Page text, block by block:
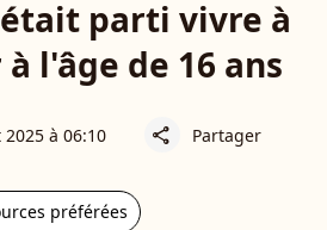
parti vivre à
l'âge de 16 ans
à 06:10 share Partager
préférées